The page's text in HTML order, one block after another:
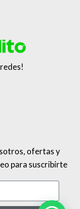
ofertas y
para suscribirte